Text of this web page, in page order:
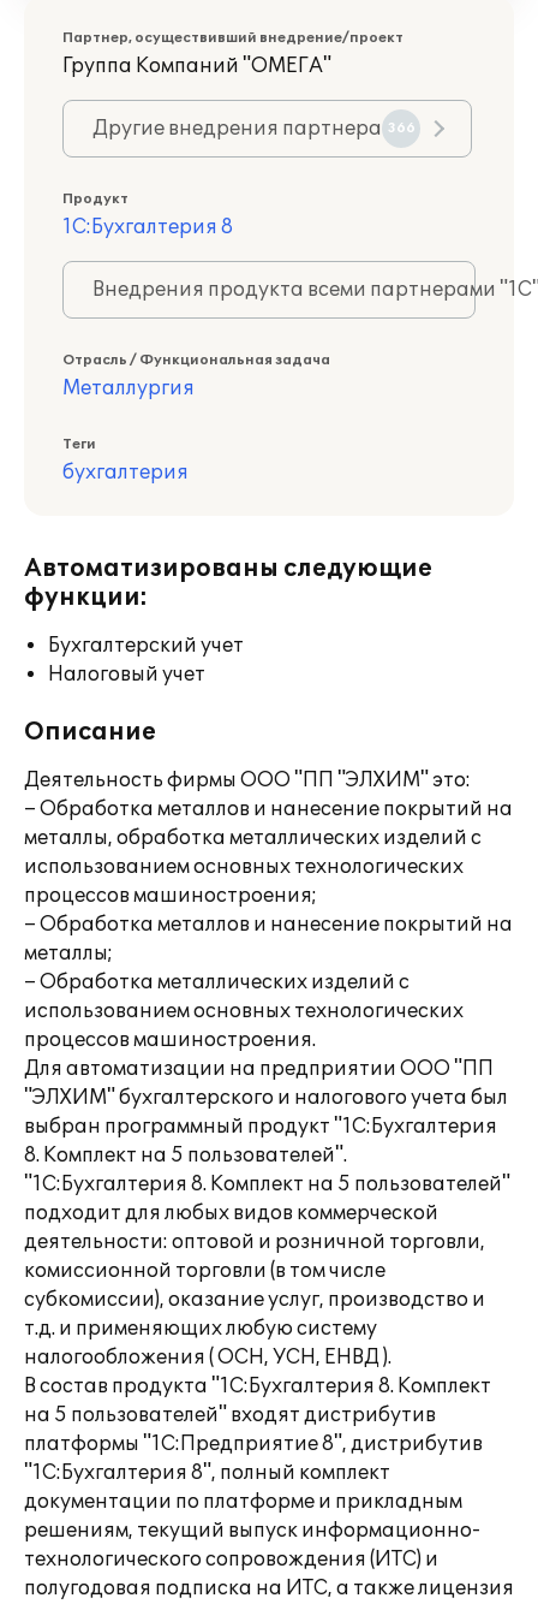
Партнер, осуществивший внедрение/проект
Группа Компаний "ОМЕГА"
Другие внедрения партнера 366
Продукт
1С:Бухгалтерия 8
Внедрения продукта всеми партнерами
Отрасль / Функциональная задача
Металлургия
Теги
бухгалтерия
Автоматизированы следующие
функции:
Бухгалтерский учет
Налоговый учет
Описание
Деятельность фирмы ООО "ПП "ЭЛХИМ" это:
– Обработка металлов и нанесение покрытий на
металлы, обработка металлических изделий с
использованием основных технологических
процессов машиностроения;
– Обработка металлов и нанесение покрытий на
металлы;
– Обработка металлических изделий с
использованием основных технологических
процессов машиностроения.
Для автоматизации на предприятии ООО "ПП
"ЭЛХИМ" бухгалтерского и налогового учета был
выбран программный продукт "1С:Бухгалтерия
8. Комплект на 5 пользователей".
"1С:Бухгалтерия 8. Комплект на 5 пользователей"
подходит для любых видов коммерческой
деятельности: оптовой и розничной торговли,
комиссионной торговли (в том числе
субкомиссии), оказание услуг, производство и
т.д. и применяющих любую систему
налогообложения ( ОСН, УСН, ЕНВД ).
В состав продукта "1С:Бухгалтерия 8. Комплект
на 5 пользователей" входят дистрибутив
платформы "1С:Предприятие 8", дистрибутив
"1С:Бухгалтерия 8", полный комплект
документации по платформе и прикладным
решениям, текущий выпуск информационно-
технологического сопровождения (ИТС) и
полугодовая подписка на ИТС, а также лицензия